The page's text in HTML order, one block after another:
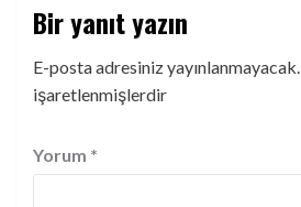
Bir yanıt yazın
E-posta adresiniz yayınlanmayacak.
işaretlenmişlerdir
Yorum *